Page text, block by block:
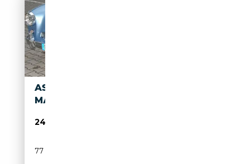
ASTON MARTIN DB DB2/4
MARK I
249 000€
77 800 km